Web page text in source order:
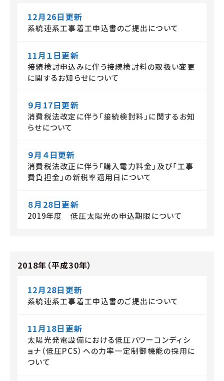
12月26日更新
系統連系工事着工申込書のご提出について
11月１日更新
接続検討申込みに伴う接続検討料の取扱い変更
に関するお知らせについて
９月17日更新
消費税法改定に伴う「接続検討料」に関するお知
らせについて
９月４日更新
消費税法改正に伴う「購入電力料金」及び「工事
費負担金」の新税率適用日について
８月28日更新
2019年度 低圧太陽光の申込期限について
2018年（平成30年）
12月28日更新
系統連系工事着工申込書のご提出について
11月18日更新
太陽光発電設備における低圧パワーコンディシ
ョナ（低圧PCS）への力率一定制御機能の採用に
ついて